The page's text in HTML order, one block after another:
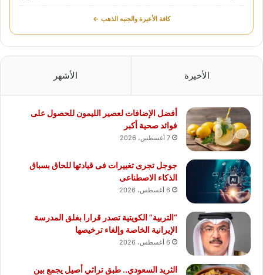
كافة الأعيرة والجنيه الذهب ←
الأخيرة الأشهر
أفضل الإضافات لعصير الليمون للحصول على
فوائد صحية أكبر
7 أغسطس، 2026
جوجل تجرى تغييرات فى قيادتها للحاق بسباق
الذكاء الاصطناعى
6 أغسطس، 2026
“التربية” الكويتية تصدر قرارا بغلق المدرسة
الإيرانية الخاصة وإلغاء ترخيصها
6 أغسطس، 2026
الثريد السعودي.. طبق تراثي أصيل يجمع بين